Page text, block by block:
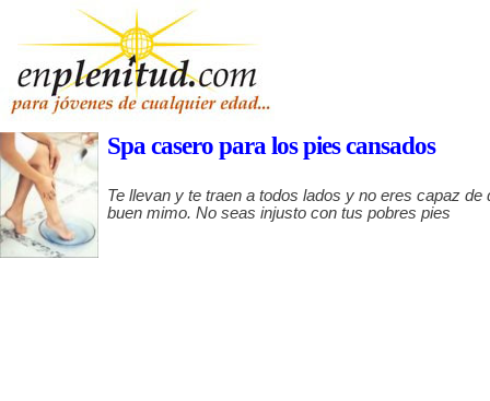
Spa casero para los pies cansados
Te llevan y te traen a todos lados y no eres capaz de
buen mimo. No seas injusto con tus pobres pies